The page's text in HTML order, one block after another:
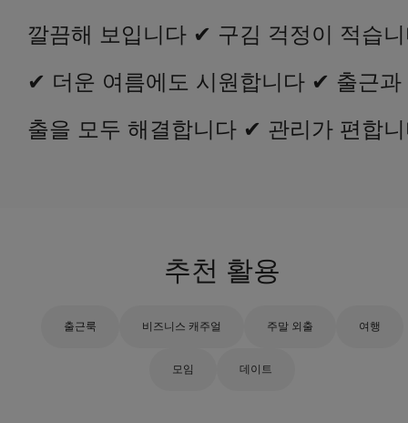
깔끔해 보입니다 ✔ 구김 걱정이 적습
✔ 더운 여름에도 시원합니다 ✔ 출근과
출을 모두 해결합니다 ✔ 관리가 편합
추천 활용
출근룩 비즈니스 캐주얼 주말 외출 여행
모임 데이트